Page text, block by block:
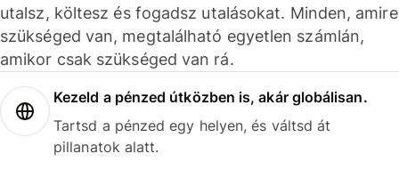
utalsz, költesz és fogadsz utalásokat. Minden, amire
szükséged van, megtalálható egyetlen számlán,
amikor csak szükséged van rá.
Kezeld a pénzed útközben is, akár globálisan.
Tartsd a pénzed egy helyen, és váltsd át
pillanatok alatt.